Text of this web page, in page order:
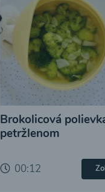
Brokolicová
petržlenom
00:12